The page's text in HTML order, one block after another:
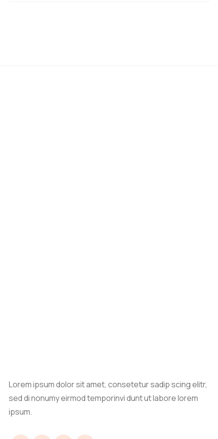
Lorem ipsum dolor sit amet, consetetur sadip scing elitr,
sed di nonumy eirmod temporinvi dunt ut labore lorem
ipsum.